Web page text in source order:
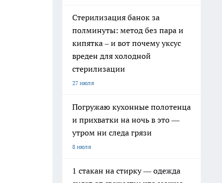
Стерилизация банок за
полминуты: метод без пара и
кипятка – и вот почему уксус
вреден для холодной
стерилизации
27 июля
Погружаю кухонные полотенца
и прихватки на ночь в это —
утром ни следа грязи
8 июля
1 стакан на стирку — одежда